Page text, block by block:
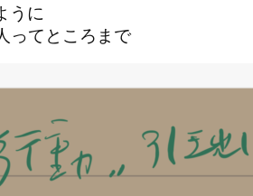
うに
ってところまで